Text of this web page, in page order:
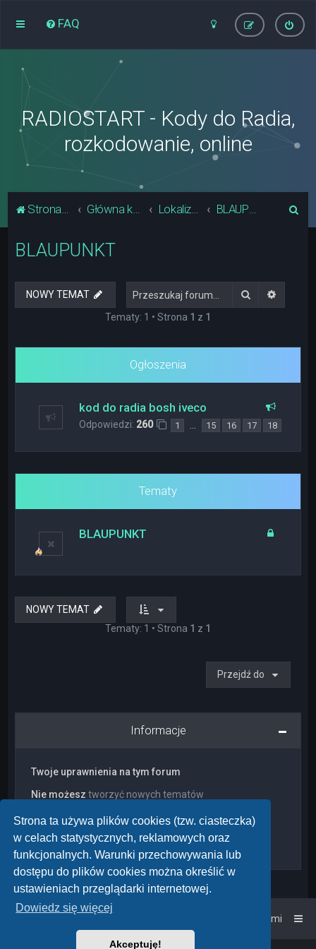
Strona ta używa plików cookies (tzw. ciasteczka)
w celach statystycznych, reklamowych oraz
funkcjonalnych. Warunki przechowywania lub
dostępu do plików cookies można określić w
ustawieniach przeglądarki internetowej.
Dowiedz się więcej
Akceptuję!
FAQ
RADIOSTART - Kody do Radia,
rozkodowanie, online
Strona główna Główna kategoria forum Lokalizacja Układów Pamięci Radia BLAUPUNKT
BLAUPUNKT
NOWY TEMAT Szukaj
Tematy: 1 • Strona 1 z 1
Ogłoszenia
kod do radia bosh iveco
Odpowiedzi: 260 1 … 15 16 17 18
Tematy
BLAUPUNKT
NOWY TEMAT
Tematy: 1 • Strona 1 z 1
Przejdź do
Informacje
Twoje uprawnienia na tym forum
Nie możesz tworzyć nowych tematów
Nie możeszzmieniać swoich postów
Nie możesz
usuwać swoich postów
Nie możeszdodawać załączników
Kontakt z nami